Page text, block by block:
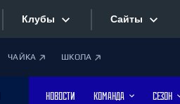
Клубы
Дивизион Боброва
Сайты
ЧАЙКА ШКОЛА
НОВОСТИ КОМАНДА СЕЗОН